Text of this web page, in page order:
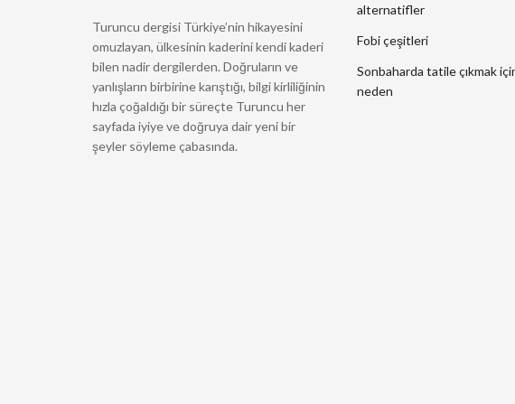
Turuncu dergisi Türkiye’nin hikayesini
omuzlayan, ülkesinin kaderini kendi kaderi
bilen nadir dergilerden. Doğruların ve
yanlışların birbirine karıştığı, bilgi kirliliğinin
hızla çoğaldığı bir süreçte Turuncu her
sayfada iyiye ve doğruya dair yeni bir
şeyler söyleme çabasında.
alternatifler
Fobi çeşitleri
Sonbaharda tatile çıkmak
neden